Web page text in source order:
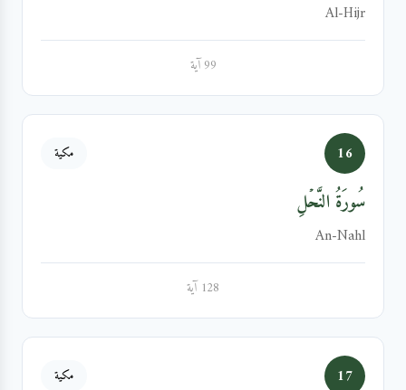
Al-Hijr
99 آية
16 مكية
سُورَةُ النَّحۡلِ
An-Nahl
128 آية
17 مكية